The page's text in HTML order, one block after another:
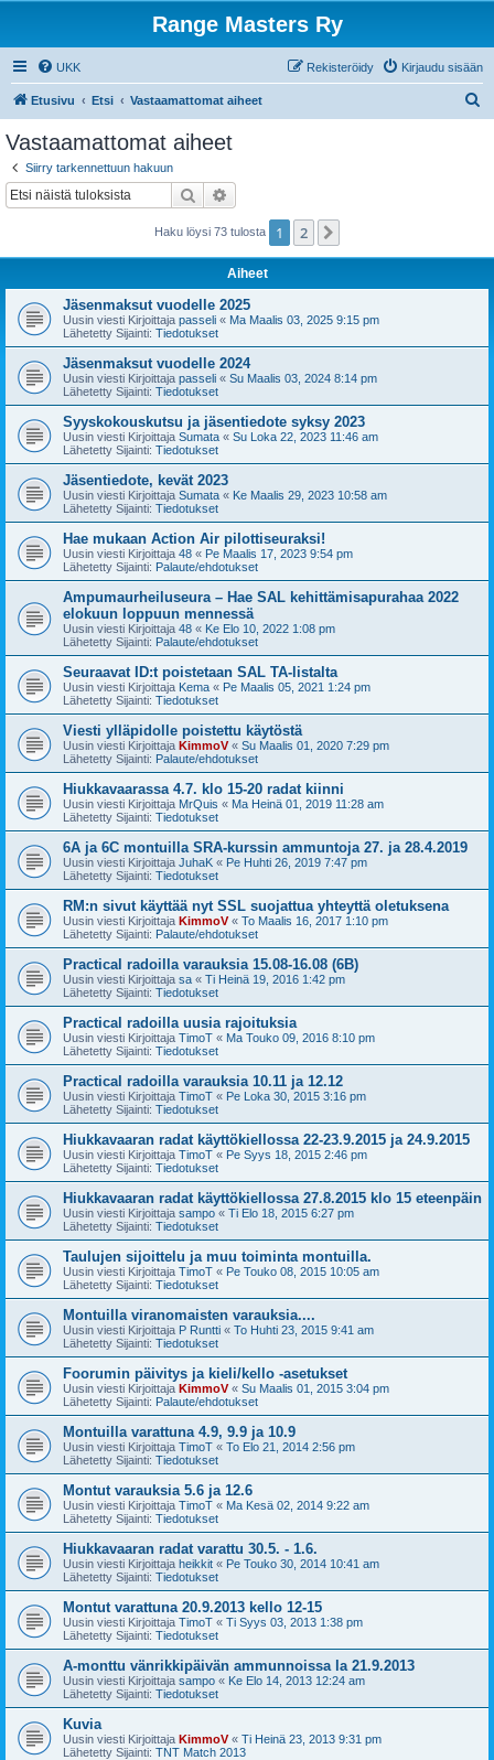
Range Masters Ry
UKK Kirjaudu sisään
Rekisteröidy
Etusivu Etsi Vastaamattomat aiheet
Vastaamattomat aiheet
Siirry tarkennettuun hakuun
Etsi
Haku löysi 73 tulosta 1 2
Aiheet
Jäsenmaksut vuodelle 2025
Uusin viesti Kirjoittaja passeli « Ma Maalis 03, 2025 9:15 pm
Lähetetty Sijainti: Tiedotukset
Jäsenmaksut vuodelle 2024
Uusin viesti Kirjoittaja passeli « Su Maalis 03, 2024 8:14 pm
Lähetetty Sijainti: Tiedotukset
Syyskokouskutsu ja jäsentiedote syksy 2023
Uusin viesti Kirjoittaja Sumata « Su Loka 22, 2023 11:46 am
Lähetetty Sijainti: Tiedotukset
Jäsentiedote, kevät 2023
Uusin viesti Kirjoittaja Sumata « Ke Maalis 29, 2023 10:58 am
Lähetetty Sijainti: Tiedotukset
Hae mukaan Action Air pilottiseuraksi!
Uusin viesti Kirjoittaja 48 « Pe Maalis 17, 2023 9:54 pm
Lähetetty Sijainti: Palaute/ehdotukset
Ampumaurheiluseura – Hae SAL kehittämisapurahaa 2022
elokuun loppuun mennessä
Uusin viesti Kirjoittaja 48 « Ke Elo 10, 2022 1:08 pm
Lähetetty Sijainti: Palaute/ehdotukset
Seuraavat ID:t poistetaan SAL TA-listalta
Uusin viesti Kirjoittaja Kema « Pe Maalis 05, 2021 1:24 pm
Lähetetty Sijainti: Tiedotukset
Viesti ylläpidolle poistettu käytöstä
Uusin viesti Kirjoittaja KimmoV« Su Maalis 01, 2020 7:29 pm
Lähetetty Sijainti: Palaute/ehdotukset
Hiukkavaarassa 4.7. klo 15-20 radat kiinni
Uusin viesti Kirjoittaja MrQuis « Ma Heinä 01, 2019 11:28 am
Lähetetty Sijainti: Tiedotukset
6A ja 6C montuilla SRA-kurssin ammuntoja 27. ja 28.4.2019
Uusin viesti Kirjoittaja JuhaK « Pe Huhti 26, 2019 7:47 pm
Lähetetty Sijainti: Tiedotukset
RM:n sivut käyttää nyt SSL suojattua yhteyttä oletuksena
Uusin viesti Kirjoittaja KimmoV« To Maalis 16, 2017 1:10 pm
Lähetetty Sijainti: Palaute/ehdotukset
Practical radoilla varauksia 15.08-16.08 (6B)
Uusin viesti Kirjoittaja sa « Ti Heinä 19, 2016 1:42 pm
Lähetetty Sijainti: Tiedotukset
Practical radoilla uusia rajoituksia
Uusin viesti Kirjoittaja TimoT « Ma Touko 09, 2016 8:10 pm
Lähetetty Sijainti: Tiedotukset
Practical radoilla varauksia 10.11 ja 12.12
Uusin viesti Kirjoittaja TimoT « Pe Loka 30, 2015 3:16 pm
Lähetetty Sijainti: Tiedotukset
Hiukkavaaran radat käyttökiellossa 22-23.9.2015 ja 24.9.2015
Uusin viesti Kirjoittaja TimoT « Pe Syys 18, 2015 2:46 pm
Lähetetty Sijainti: Tiedotukset
Hiukkavaaran radat käyttökiellossa 27.8.2015 klo 15 eteenpäin
Uusin viesti Kirjoittaja sampo « Ti Elo 18, 2015 6:27 pm
Lähetetty Sijainti: Tiedotukset
Taulujen sijoittelu ja muu toiminta montuilla.
Uusin viesti Kirjoittaja TimoT « Pe Touko 08, 2015 10:05 am
Lähetetty Sijainti: Tiedotukset
Montuilla viranomaisten varauksia....
Uusin viesti Kirjoittaja P Runtti « To Huhti 23, 2015 9:41 am
Lähetetty Sijainti: Tiedotukset
Foorumin päivitys ja kieli/kello -asetukset
Uusin viesti Kirjoittaja KimmoV« Su Maalis 01, 2015 3:04 pm
Lähetetty Sijainti: Palaute/ehdotukset
Montuilla varattuna 4.9, 9.9 ja 10.9
Uusin viesti Kirjoittaja TimoT « To Elo 21, 2014 2:56 pm
Lähetetty Sijainti: Tiedotukset
Montut varauksia 5.6 ja 12.6
Uusin viesti Kirjoittaja TimoT « Ma Kesä 02, 2014 9:22 am
Lähetetty Sijainti: Tiedotukset
Hiukkavaaran radat varattu 30.5. - 1.6.
Uusin viesti Kirjoittaja heikkit « Pe Touko 30, 2014 10:41 am
Lähetetty Sijainti: Tiedotukset
Montut varattuna 20.9.2013 kello 12-15
Uusin viesti Kirjoittaja TimoT « Ti Syys 03, 2013 1:38 pm
Lähetetty Sijainti: Tiedotukset
A-monttu vänrikkipäivän ammunnoissa la 21.9.2013
Uusin viesti Kirjoittaja sampo « Ke Elo 14, 2013 12:24 am
Lähetetty Sijainti: Tiedotukset
Kuvia
Uusin viesti Kirjoittaja KimmoV« Ti Heinä 23, 2013 9:31 pm
Lähetetty Sijainti: TNT Match 2013